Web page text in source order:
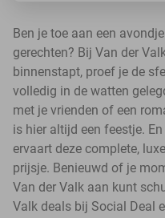
Ben je toe aan een
gerechten? Bij Van der
binnenstapt, proef je de
volledig in de watten
met je vrienden of een
is hier altijd een feestje.
ervaart deze complete,
prijsje. Benieuwd of je
Van der Valk aan kunt
Valk deals bij Social Deal